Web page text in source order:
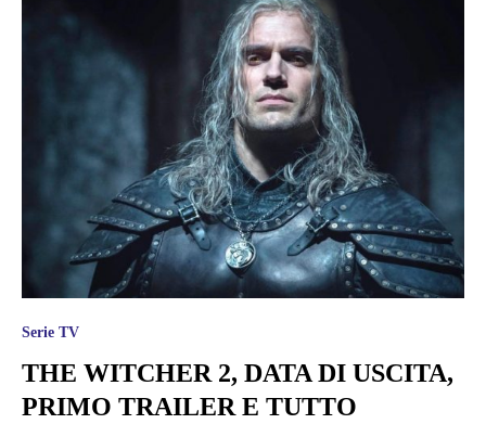
Serie TV
THE WITCHER 2, DATA DI USCITA,
PRIMO TRAILER E TUTTO